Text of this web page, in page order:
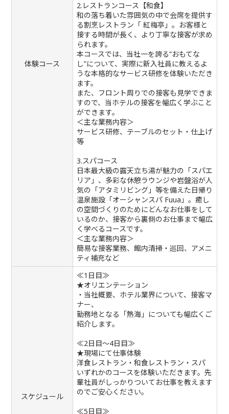
体験コース
2.レストランコース【和食】
和の落ち着いた雰囲気の中で会席を提供す
る割烹レストラン「 紅梅亭」。お客様と
接する時間が長く、より丁寧な接客が求め
られます。
本コースでは、当社一を誇る”おもてな
し”について、実際に新入社員に教えるよ
うな本格的なサービス研修を体験いただき
ます。
また、フロント周りでの接客も見学できま
すので、当ホテルの接客を幅広く学ぶこと
ができます。
＜主な業務内容＞
サービス研修、テーブルのセット・仕上げ
等
3.スパコース
日本最大級の露天立ち湯が魅力の「スパエ
リア」、多彩な休憩ラウンジや岩盤浴が人
気の「アタミリビング」等を備えた日帰り
温泉施設「オーシャンスパ Fuua」。癒し
の空間づくりのためにどんなお仕事をして
いるのか、接客から裏側のお仕事まで幅広
く学べるコースです。
＜主な業務内容＞
簡易な接客業務、館内清掃・巡回、アメニ
ティ補充など
スケジュール
≪1日目≫
★オリエンテーション
・当社概要、ホテル業界について、接客マ
ナー、
勤務地となる「熱海」についても幅広くご
紹介します。
≪2日目～4日目≫
★現場にて仕事体験
洋食レストラン・和食レストラン・スパ
いずれかのコースを体験いただきます。先
輩社員がしっかりついてお仕事を教えます
のでご安心ください。
≪5日目≫